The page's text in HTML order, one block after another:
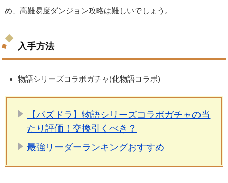
め、高難易度ダンジョン攻略は難しいでしょう。
入手方法
物語シリーズコラボガチャ(化物語コラボ)
【パズドラ】物語シリーズコラボガチャの当
たり評価！交換引くべき？
最強リーダーランキングおすすめ